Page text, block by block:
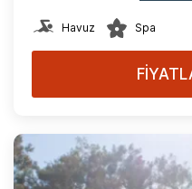
Havuz Spa